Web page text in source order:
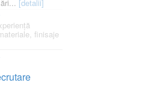
[detalii]
finisaje